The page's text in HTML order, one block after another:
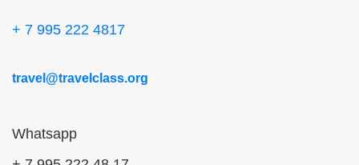
+ 7 995 222 4817
travel@travelclass.org
Whatsapp